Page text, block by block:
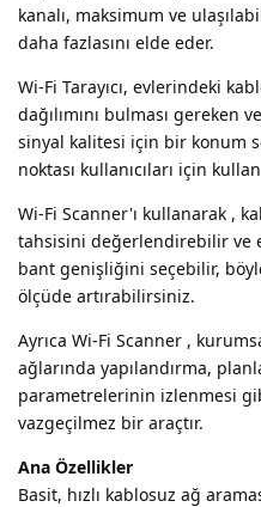
kanalı, maksimum ve
daha fazlasını elde eder.
Wi-Fi Tarayıcı, evlerindeki
dağılımını bulması gereken
sinyal kalitesi için bir konum
noktası kullanıcıları için
Wi-Fi Scanner'ı kullanarak ,
tahsisini değerlendirebilir ve
bant genişliğini seçebilir,
ölçüde artırabilirsiniz.
Ayrıca Wi-Fi Scanner ,
ağlarında yapılandırma,
parametrelerinin izlenmesi
vazgeçilmez bir araçtır.
Ana Özellikler
Basit, hızlı kablosuz ağ